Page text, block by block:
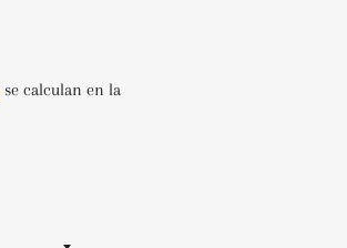
se calculan en la